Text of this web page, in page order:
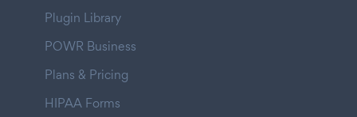
Plugin Library
POWR Business
Plans & Pricing
HIPAA Forms